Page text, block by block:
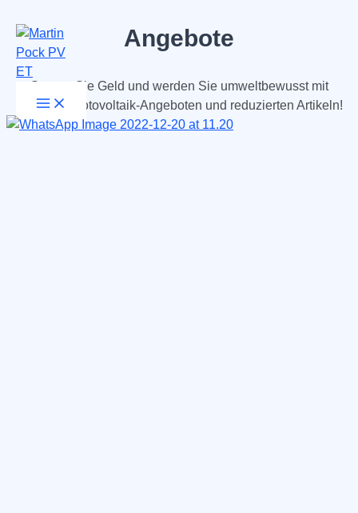
Zum
Inhalt
springen
Main
Menu
Angebote
Sparen Sie Geld und werden Sie umweltbewusst mit
unseren Photovoltaik-Angeboten und reduzierten Artikeln!